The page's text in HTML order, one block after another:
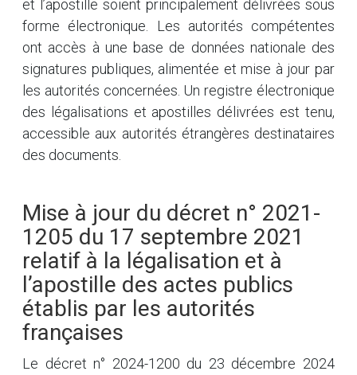
et l’apostille soient principalement délivrées sous
forme électronique. Les autorités compétentes
ont accès à une base de données nationale des
signatures publiques, alimentée et mise à jour par
les autorités concernées. Un registre électronique
des légalisations et apostilles délivrées est tenu,
accessible aux autorités étrangères destinataires
des documents.
Mise à jour du décret n° 2021-
1205 du 17 septembre 2021
relatif à la légalisation et à
l’apostille des actes publics
établis par les autorités
françaises
Le décret n° 2024-1200 du 23 décembre 2024